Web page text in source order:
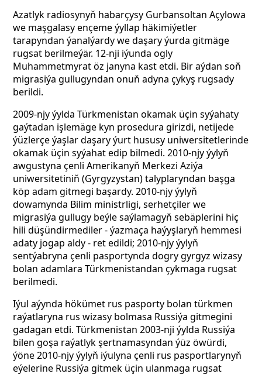
Azatlyk radiosynyň habarçysy Gurbansoltan Açylowa
we maşgalasy ençeme ýyllap häkimiýetler
tarapyndan ýanalýardy we daşary ýurda gitmäge
rugsat berilmeýär. 12-nji iýunda ogly
Muhammetmyrat öz janyna kast etdi. Bir aýdan soň
migrasiýa gullugyndan onuň adyna çykyş rugsady
berildi.
2009-njy ýylda Türkmenistan okamak üçin syýahaty
gaýtadan işlemäge kyn prosedura girizdi, netijede
ýüzlerçe ýaşlar daşary ýurt hususy uniwersitetlerinde
okamak üçin syýahat edip bilmedi. 2010-njy ýylyň
awgustyna çenli Amerikanyň Merkezi Aziýa
uniwersitetiniň (Gyrgyzystan) talyplaryndan başga
köp adam gitmegi başardy. 2010-njy ýylyň
dowamynda Bilim ministrligi, serhetçiler we
migrasiýa gullugy beýle saýlamagyň sebäplerini hiç
hili düşündirmediler - ýazmaça haýyşlaryň hemmesi
adaty jogap aldy - ret edildi; 2010-njy ýylyň
sentýabryna çenli pasportynda dogry gyrgyz wizasy
bolan adamlara Türkmenistandan çykmaga rugsat
berilmedi.
Iýul aýynda hökümet rus pasporty bolan türkmen
raýatlaryna rus wizasy bolmasa Russiýa gitmegini
gadagan etdi. Türkmenistan 2003-nji ýylda Russiýa
bilen goşa raýatlyk şertnamasyndan ýüz öwürdi,
ýöne 2010-njy ýylyň iýulyna çenli rus pasportlarynyň
eýelerine Russiýa gitmek üçin ulanmaga rugsat